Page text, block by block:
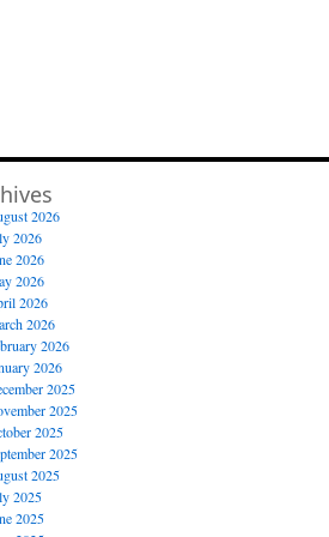
2026
2026
2026
2026
2026
2026
2026
2026
2025
2025
2025
2025
2025
2025
2025